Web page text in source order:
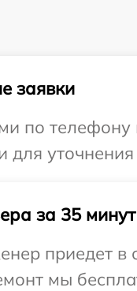
заявки
по телефону
для
за 35 минут
приедет в
мы